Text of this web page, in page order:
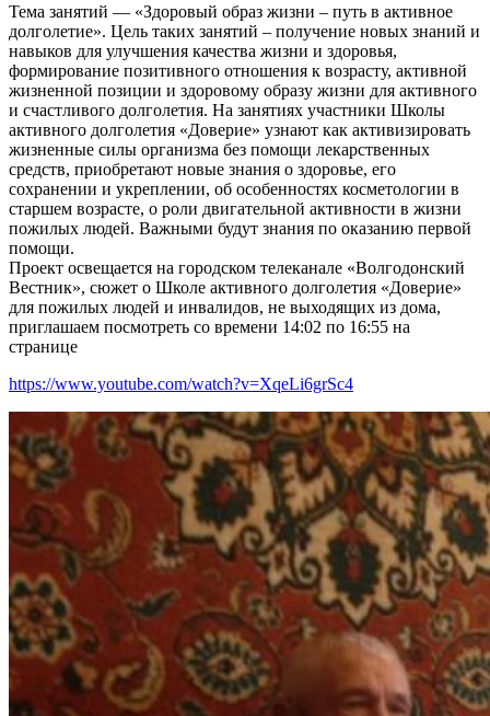
Тема занятий — «Здоровый образ жизни – путь в активное
долголетие». Цель таких занятий – получение новых знаний и
навыков для улучшения качества жизни и здоровья,
формирование позитивного отношения к возрасту, активной
жизненной позиции и здоровому образу жизни для активного
и счастливого долголетия. На занятиях участники Школы
активного долголетия «Доверие» узнают как активизировать
жизненные силы организма без помощи лекарственных
средств, приобретают новые знания о здоровье, его
сохранении и укреплении, об особенностях косметологии в
старшем возрасте, о роли двигательной активности в жизни
пожилых людей. Важными будут знания по оказанию первой
помощи.
Проект освещается на городском телеканале «Волгодонский
Вестник», сюжет о Школе активного долголетия «Доверие»
для пожилых людей и инвалидов, не выходящих из дома,
приглашаем посмотреть со времени 14:02 по 16:55 на
странице
https://www.youtube.com/watch?v=XqeLi6grSc4